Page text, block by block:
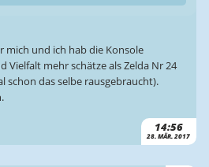
14:56
28. MÄR. 2017
mich und ich hab die Konsole
Vielfalt mehr schätze als Zelda Nr 24
schon das selbe rausgebraucht).